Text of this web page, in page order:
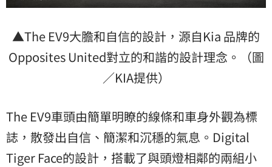
▲The EV9大膽和自信的設計，源自Kia 品牌的
Opposites United對立的和諧的設計理念。（圖
／KIA提供）
The EV9車頭由簡單明瞭的線條和車身外觀為標
誌，散發出自信、簡潔和沉穩的氣息。Digital
Tiger Face的設計，搭載了與頭燈相鄰的兩組小